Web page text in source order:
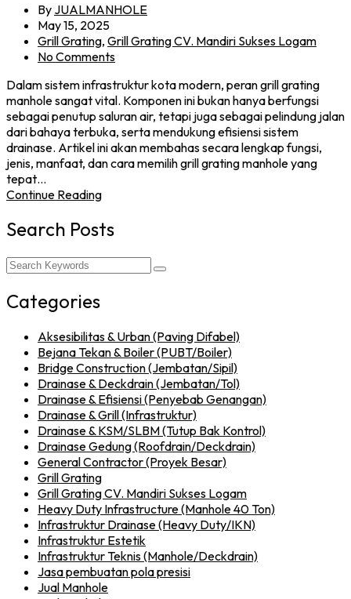
By JUALMANHOLE
May 15, 2025
Grill Grating, Grill Grating CV. Mandiri Sukses Logam
No Comments
Dalam sistem infrastruktur kota modern, peran grill grating
manhole sangat vital. Komponen ini bukan hanya berfungsi
sebagai penutup saluran air, tetapi juga sebagai pelindung jalan
dari bahaya terbuka, serta mendukung efisiensi sistem
drainase. Artikel ini akan membahas secara lengkap fungsi,
jenis, manfaat, dan cara memilih grill grating manhole yang
tepat…
Continue Reading
Search Posts
Categories
Aksesibilitas & Urban (Paving Difabel)
Bejana Tekan & Boiler (PUBT/Boiler)
Bridge Construction (Jembatan/Sipil)
Drainase & Deckdrain (Jembatan/Tol)
Drainase & Efisiensi (Penyebab Genangan)
Drainase & Grill (Infrastruktur)
Drainase & KSM/SLBM (Tutup Bak Kontrol)
Drainase Gedung (Roofdrain/Deckdrain)
General Contractor (Proyek Besar)
Grill Grating
Grill Grating CV. Mandiri Sukses Logam
Heavy Duty Infrastructure (Manhole 40 Ton)
Infrastruktur Drainase (Heavy Duty/IKN)
Infrastruktur Estetik
Infrastruktur Teknis (Manhole/Deckdrain)
Jasa pembuatan pola presisi
Jual Manhole